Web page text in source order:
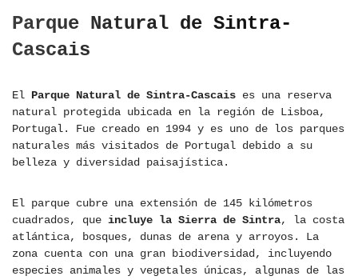
Parque Natural de Sintra-
Cascais
El Parque Natural de Sintra-Cascais es una reserva
natural protegida ubicada en la región de Lisboa,
Portugal. Fue creado en 1994 y es uno de los parques
naturales más visitados de Portugal debido a su
belleza y diversidad paisajística.
El parque cubre una extensión de 145 kilómetros
cuadrados, que incluye la Sierra de Sintra, la costa
atlántica, bosques, dunas de arena y arroyos. La
zona cuenta con una gran biodiversidad, incluyendo
especies animales y vegetales únicas, algunas de las